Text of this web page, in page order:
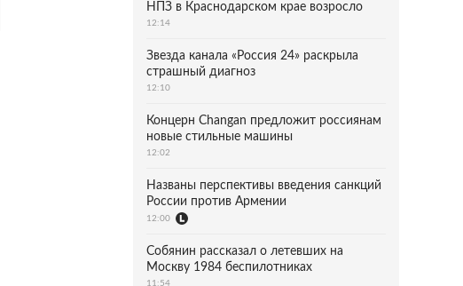
НПЗ в Краснодарском крае возросло
12:14
Звезда канала «Россия 24» раскрыла
страшный диагноз
12:10
Концерн Changan предложит россиянам
новые стильные машины
12:02
Названы перспективы введения санкций
России против Армении
12:00
Собянин рассказал о летевших на
Москву 1984 беспилотниках
11:54